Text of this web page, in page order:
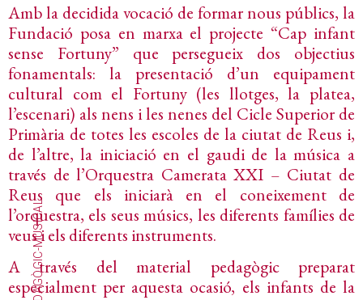
Amb la decidida vocació de formar nous públics, la
Fundació posa en marxa el projecte “Cap infant
sense Fortuny” que persegueix dos objectius
fonamentals: la presentació d’un equipament
cultural com el Fortuny (les llotges, la platea,
l’escenari) als nens i les nenes del Cicle Superior de
Primària de totes les escoles de la ciutat de Reus i,
de l’altre, la iniciació en el gaudi de la música a
través de l’Orquestra Camerata XXI – Ciutat de
Reus que els iniciarà en el coneixement de
l’orquestra, els seus músics, les diferents famílies de
veus i els diferents instruments.
A través del material pedagògic preparat
especialment per aquesta ocasió, els infants de la